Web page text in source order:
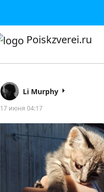
Poiskzverei.ru
Li Murphy
17 июня 04:17